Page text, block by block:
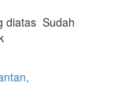
diatas Sudah